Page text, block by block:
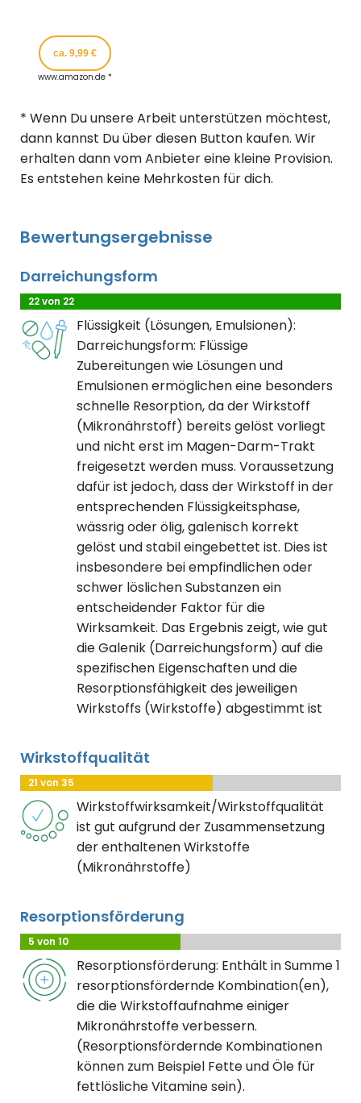
ca. 9,99 €
www.amazon.de *
* Wenn Du unsere Arbeit unterstützen möchtest,
dann kannst Du über diesen Button kaufen. Wir
erhalten dann vom Anbieter eine kleine Provision.
Es entstehen keine Mehrkosten für dich.
Bewertungsergebnisse
Darreichungsform
22 von 22
Flüssigkeit (Lösungen, Emulsionen):
Darreichungsform: Flüssige
Zubereitungen wie Lösungen und
Emulsionen ermöglichen eine besonders
schnelle Resorption, da der Wirkstoff
(Mikronährstoff) bereits gelöst vorliegt
und nicht erst im Magen-Darm-Trakt
freigesetzt werden muss. Voraussetzung
dafür ist jedoch, dass der Wirkstoff in der
entsprechenden Flüssigkeitsphase,
wässrig oder ölig, galenisch korrekt
gelöst und stabil eingebettet ist. Dies ist
insbesondere bei empfindlichen oder
schwer löslichen Substanzen ein
entscheidender Faktor für die
Wirksamkeit. Das Ergebnis zeigt, wie gut
die Galenik (Darreichungsform) auf die
spezifischen Eigenschaften und die
Resorptionsfähigkeit des jeweiligen
Wirkstoffs (Wirkstoffe) abgestimmt ist
Wirkstoffqualität
21 von 35
Wirkstoffwirksamkeit/Wirkstoffqualität
ist gut aufgrund der Zusammensetzung
der enthaltenen Wirkstoffe
(Mikronährstoffe)
Resorptionsförderung
5 von 10
Resorptionsförderung: Enthält in Summe 1
resorptionsfördernde Kombination(en),
die die Wirkstoffaufnahme einiger
Mikronährstoffe verbessern.
(Resorptionsfördernde Kombinationen
können zum Beispiel Fette und Öle für
fettlösliche Vitamine sein).